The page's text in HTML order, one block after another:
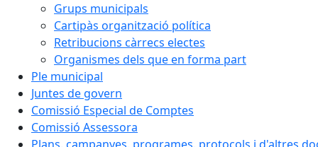
Grups municipals
Cartipàs organització política
Retribucions càrrecs electes
Organismes dels que en forma part
Ple municipal
Juntes de govern
Comissió Especial de Comptes
Comissió Assessora